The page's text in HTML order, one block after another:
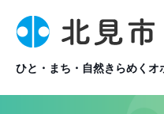
ひと・まち・自然きらめくオ